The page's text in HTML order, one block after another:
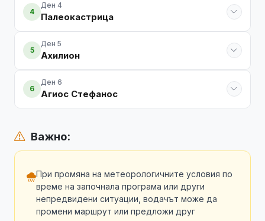
4
Ден 4
Палеокастрица
5
Ден 5
Ахилион
6
Ден 6
Агиос Стефанос
Важно:
При промяна на метеорологичните условия по
време на започнала програма или други
непредвидени ситуации, водачът може да
промени маршрут или предложи друг